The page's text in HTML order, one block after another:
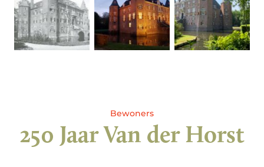
Bewoners
250 Jaar Van der Horst